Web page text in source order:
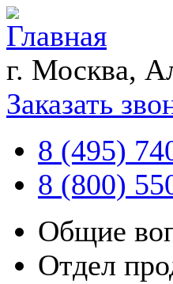
г. Москва,
Заказать
8 (495)
8 (800)
Общие
Отдел